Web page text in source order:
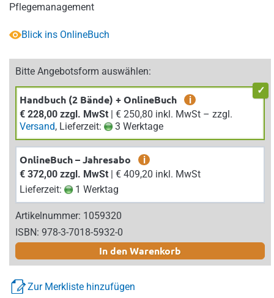
Pflegemanagement
Blick ins OnlineBuch
Bitte Angebotsform auswählen:
Handbuch (2 Bände) + OnlineBuch
i
€ 228,00 zzgl. MwSt
| € 250,80 inkl. MwSt – zzgl.
Versand, Lieferzeit: 3 Werktage
OnlineBuch – Jahresabo
i
€ 372,00 zzgl. MwSt
| € 409,20 inkl. MwSt
Lieferzeit:
1 Werktag
Artikelnummer: 1059320
ISBN: 978-3-7018-5932-0
In den Warenkorb
Zur Merkliste hinzufügen